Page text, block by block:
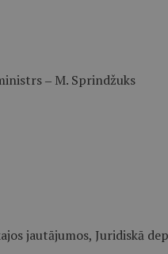
‒ M. Sprindžuks
jautājumos, Juridiskā